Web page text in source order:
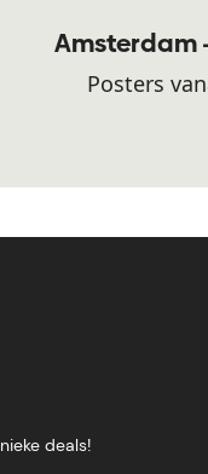
Amsterdam
Posters
deals!